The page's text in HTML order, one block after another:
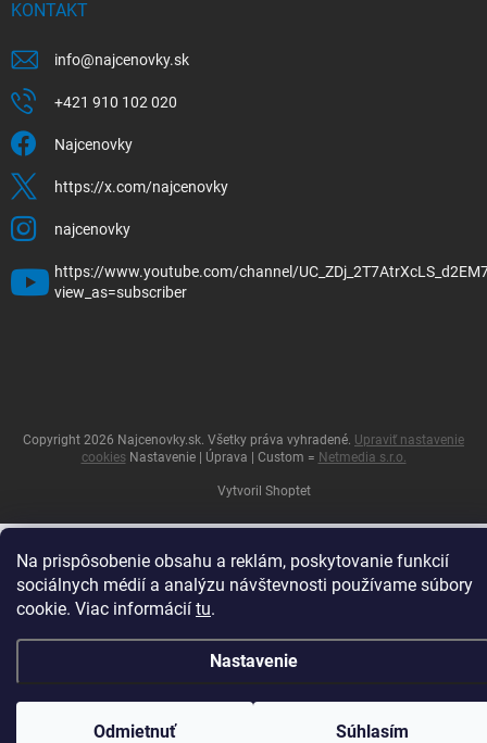
Na prispôsobenie obsahu a reklám, poskytovanie funkcií
sociálnych médií a analýzu návštevnosti používame súbory
cookie. Viac informácií tu.
Nastavenie
Odmietnuť Súhlasím
KONTAKT
info@najcenovky.sk
+421 910 102 020
Najcenovky
https://x.com/najcenovky
najcenovky
https://www.youtube.com/channel/
view_as=subscriber
Vytvoril Shoptet
Copyright 2026 Najcenovky.sk . Všetky práva vyhradené. Upraviť nastavenie
cookiesNastavenie | Úprava | Custom = Netmedia s.r.o.